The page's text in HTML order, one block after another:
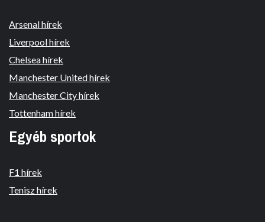
Arsenal hírek
Liverpool hírek
Chelsea hírek
Manchester United hírek
Manchester City hírek
Tottenham hírek
Egyéb sportok
F1 hírek
Tenisz hírek